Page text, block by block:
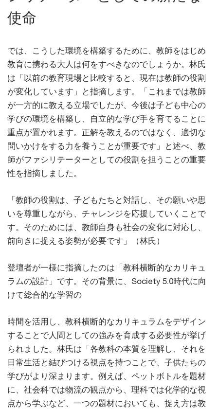
使命
では、こうした環境を構築するために、教師をはじめ
教育に携わる大人は何をすべきなのでしょうか。林氏
は「以前の教育現場と比較すると、現在は教師の役割
が変化しています」と指摘します。「これまでは教師
が一方的に教える立場でしたが、今後は子ども中心の
学びの環境を構築し、自立的な学び手を育てることに
重点が置かれます。正解を教えるのではなく、適切な
問いかけをする力を養うことが重要です」と述べ、教
師がファシリテーターとしての役割を担うことの重要
性を指摘しました。
「教師の役割は、子どもたちと対話し、その願いや思
いを尊重しながら、チャレンジを応援していくことで
す。そのためには、教師自身も社会の変化に対応し、
前向きに捉える姿勢が必要です」（林氏）
登壇者が一様に指摘したのは「教科横断的なカリキュ
ラムの設計」です。その背景に、Society 5.0時代に向
けて総合的な学習の
時間を活用し、教科横断的なカリキュラムをデザイン
することで人間としての強みを育成する必要性が挙げ
られました。林氏は「各教科の本質を理解し、それを
日常生活と結びつける視点を持つことで、子供たちの
学びがより深まります。例えば、ペットボトルを題材
に、社会科では物流の観点から、理科では化学的な視
点から学ぶなど、一つの題材においても、捉え方は教